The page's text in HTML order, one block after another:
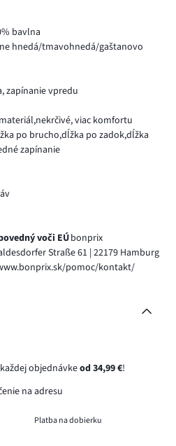
bavlna
hnedá/tmavohnedá/gaštanovo
zapínanie vpredu
viac komfortu
po brucho,dĺžka po zadok,dĺžka
zapínanie
voči EÚbonprix
Straße 61 | 22179 Hamburg
pomoc/kontakt/
objednávkeod 34,99 €!
na adresu
Platba na dobierku